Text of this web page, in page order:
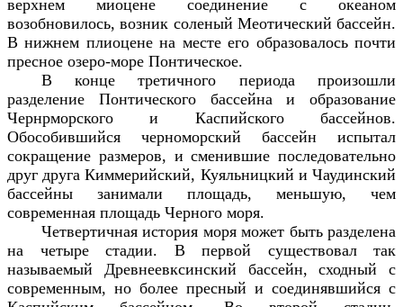
верхнем миоцене соединение с океаном
возобновилось, возник соленый Меотический бассейн.
В нижнем плиоцене на месте его образовалось почти
пресное озеро-море Понтическое.
В конце третичного периода произошли
разделение Понтического бассейна и образование
Чернрморского и Каспийского бассейнов.
Обособившийся черноморский бассейн испытал
сокращение размеров, и сменившие последовательно
друг друга Киммерийский, Куяльницкий и Чаудинский
бассейны занимали площадь, меньшую, чем
современная площадь Черного моря.
Четвертичная история моря может быть разделена
на четыре стадии. В первой существовал так
называемый Древнеевксинский бассейн, сходный с
современным, но более пресный и соединявшийся с